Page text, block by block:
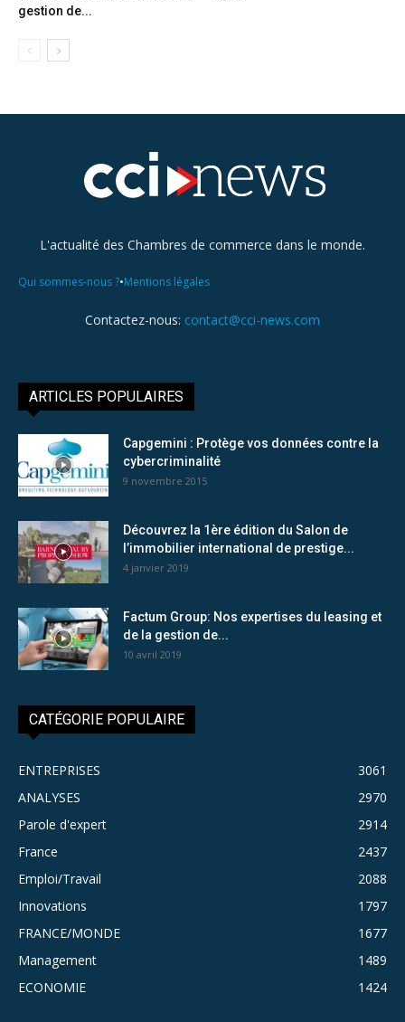
gestion de...
L'actualité des Chambres de commerce dans le monde.
Qui sommes-nous ?•Mentions légales
Contactez-nous: contact@cci-news.com
ARTICLES POPULAIRES
Capgemini : Protège vos données contre la
cybercriminalité
9 novembre 2015
Découvrez la 1ère édition du Salon de
l’immobilier international de prestige...
4 janvier 2019
Factum Group: Nos expertises du leasing et
de la gestion de...
10 avril 2019
CATÉGORIE POPULAIRE
ENTREPRISES
3061
ANALYSES
2970
Parole d'expert
2914
France
2437
Emploi/Travail
2088
Innovations
1797
FRANCE/MONDE
1677
Management
1489
ECONOMIE
1424